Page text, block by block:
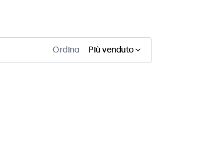
Ordina Più venduto